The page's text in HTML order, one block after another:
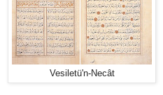
Vesiletü'n-Necât